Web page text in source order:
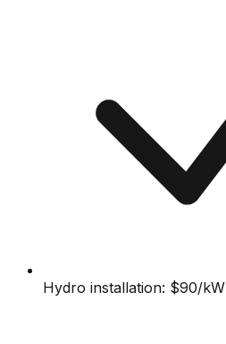
Hydro installation: $90/kW